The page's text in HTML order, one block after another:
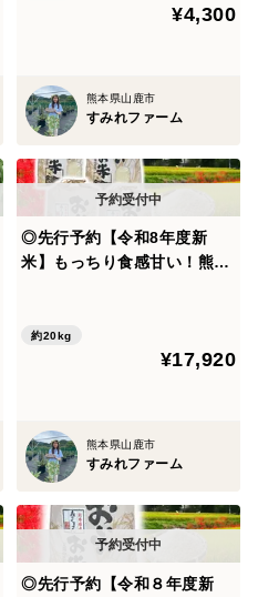
¥4,300
熊本県山鹿市
すみれファーム
◎先行予約【令和8年度新
米】もっちり食感甘い！熊本
約20kg
¥17,920
熊本県山鹿市
すみれファーム
◎先行予約【令和８年度新